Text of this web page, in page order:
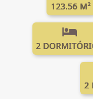
123.56 M²
2
2